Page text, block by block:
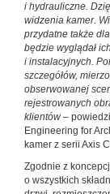
i hydrauliczne.
widzenia kamer.
przydatne także
będzie wyglądał
i instalacyjnych.
szczegółów,
obserwowanej
rejestrowanych
klientów –
Engineering for
kamer z serii Axis
Zgodnie z
o wszystkich